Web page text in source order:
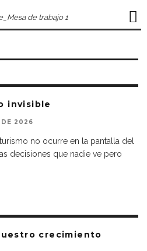
invisible
DE 2026
no ocurre en la pantalla del
decisiones que nadie ve pero
crecimiento